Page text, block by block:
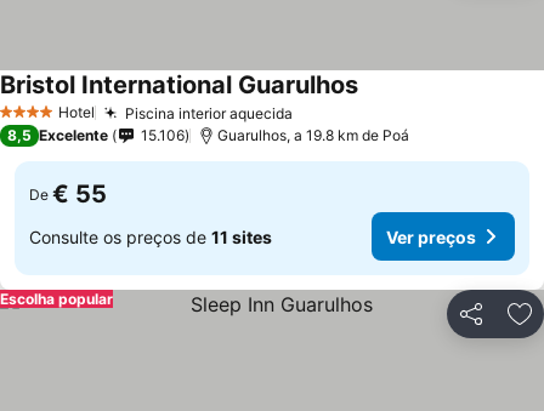
4 EstrelasHotel Piscina interior aquecida
Bristol International Guarulhos
8,5 Excelente 15.106 Guarulhos, a 19.8 km de Poá
De € 55
Consulte os preços de 11 sites Ver preços
Partilhar
Escolha popular